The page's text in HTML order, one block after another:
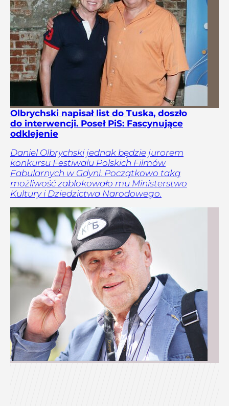
Olbrychski napisał list do Tuska, doszło
do interwencji. Poseł PiS: Fascynujące
odklejenie
Daniel Olbrychski jednak będzie jurorem
konkursu Festiwalu Polskich Filmów
Fabularnych w Gdyni. Początkowo taką
możliwość zablokowało mu Ministerstwo
Kultury i Dziedzictwa Narodowego.